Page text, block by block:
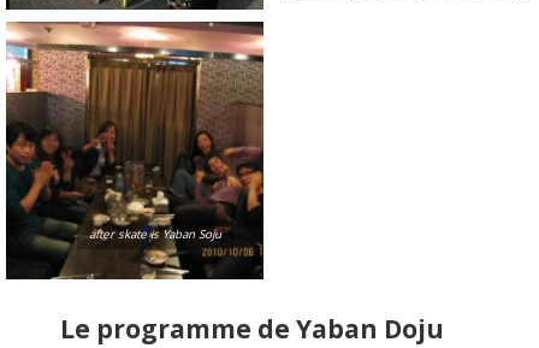
after skate is Yaban Soju
Le programme de Yaban Doju